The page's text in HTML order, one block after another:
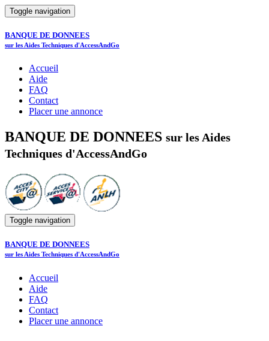
Toggle navigation
BANQUE DE DONNEES
sur les Aides Techniques d'AccessAndGo
Accueil
Aide
FAQ
Contact
Placer une annonce
BANQUE DE DONNEES sur les Aides
Techniques d'AccessAndGo
Toggle navigation
BANQUE DE DONNEES
sur les Aides Techniques d'AccessAndGo
Accueil
Aide
FAQ
Contact
Placer une annonce